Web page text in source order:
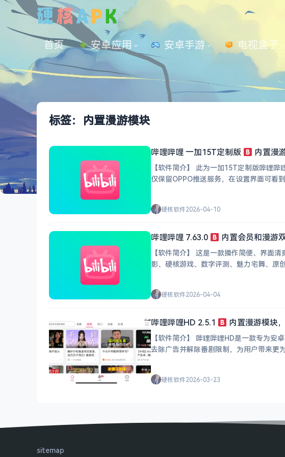
首页 安卓应用 安卓手游 电视盒子
标签：内置漫游模块
哔哩哔哩 一加15T定制版 内置漫
【软件简介】 此为一加15T定制版哔哩
硬核软件2026-04-10
哔哩哔哩 7.63.0 内置会员和漫游
【软件简介】 这是一款操作简便、界面
影、硬核游戏、数字评测、魅力宅舞、原
硬核软件2026-04-04
哔哩哔哩HD 2.5.1 内置漫游模块
【软件简介】 哔哩哔哩HD是一款专为
硬核软件2026-03-23
sitemap